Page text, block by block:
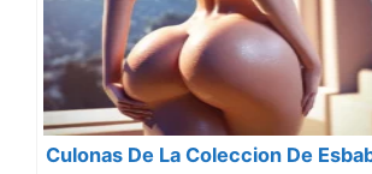
Culonas De La Coleccion De